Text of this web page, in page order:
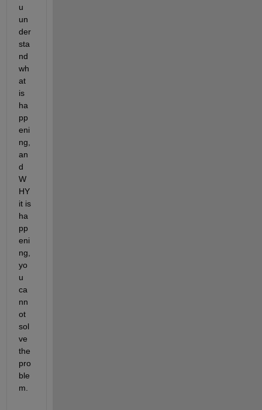
u
un
der
sta
nd
wh
at
is
ha
pp
eni
ng,
an
d
W
HY
it is
ha
pp
eni
ng,
yo
u
ca
nn
ot
sol
ve
the
pro
ble
m.